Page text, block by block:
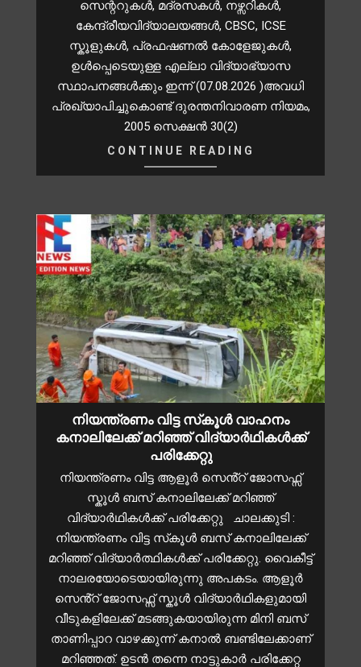
സെന്ററുകൾ, മദ്രസകൾ, നഴ്സറികള്‍,
കേന്ദ്രീയവിദ്യാലയങ്ങള്‍, CBSC, ICSE
സ്കൂളുകള്‍, പ്രഫഷണല്‍ കോളേജുകള്‍,
ഉള്‍പ്പെടെയുള്ള എല്ലാ വിദ്യാഭ്യാസ
സ്ഥാപനങ്ങള്‍ക്കും ഇന്ന് (07.08.2026 )അവധി
പ്രഖ്യാപിച്ചുകൊണ്ട് ദുരന്തനിവാരണ നിയമം,
2005 സെക്ഷന്‍ 30(2)
CONTINUE READING
നിയന്ത്രണം വിട്ട സ്‌കൂൾ വാഹനം
കനാലിലേക്ക് മറിഞ്ഞ് വിദ്യാർഥികൾക്ക്
പരിക്കേറ്റു
നിയന്ത്രണം വിട്ട ആളൂർ സെൻ്റ് ജോസഫ്സ്
സ്കൂൾ ബസ് കനാലിലേക്ക് മറിഞ്ഞ്
വിദ്യാർഥികൾക്ക് പരിക്കേറ്റു ചാലക്കുടി :
നിയന്ത്രണം വിട്ട സ്‌കൂൾ ബസ് കനാലിലേക്ക്
മറിഞ്ഞ് വിദ്യാർത്ഥികൾക്ക് പരിക്കേറ്റു. വൈകീട്ട്
നാലരയോടെയായിരുന്നു അപകടം. ആളൂർ
സെൻ്റ് ജോസഫ്സ് സ്കൂൾ വിദ്യാർഥികളുമായി
വീടുകളിലേക്ക് മടങ്ങുകയായിരുന്ന മിനി ബസ്
താണിപ്പാറ വാഴക്കുന്ന് കനാൽ ബണ്ടിലേക്കാണ്
മറിഞ്ഞത്. ഉടൻ തന്നെ നാട്ടുകാർ പരിക്കേറ്റ